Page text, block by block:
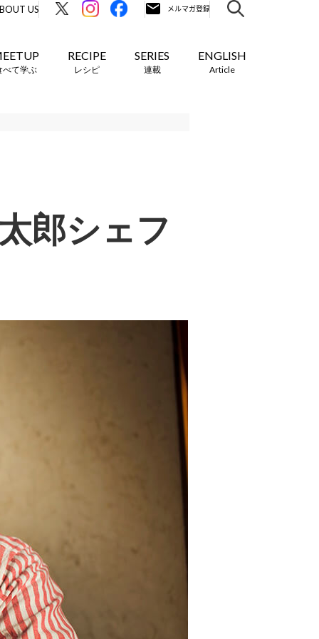
US
べて学ぶ
RECIPE
レシピ
SERIES
連載
ENGLISH
Article
郎シェフ